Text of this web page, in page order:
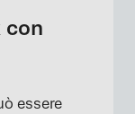
con
essere